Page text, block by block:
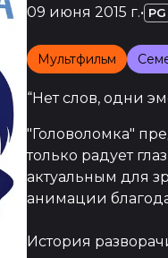
09 июня 2015 г.• PG
Мультфильм
“Нет слов, одни
"Головоломка"
только радует
актуальным для
анимации
История